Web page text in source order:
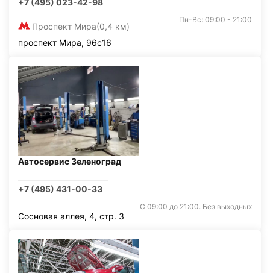
+7 (495) 023-42-98
Проспект Мира(0,4 км)
Пн-Вс: 09:00 - 21:00
проспект Мира, 96с16
Автосервис Зеленоград
+7 (495) 431-00-33
С 09:00 до 21:00. Без выходных
Сосновая аллея, 4, стр. 3